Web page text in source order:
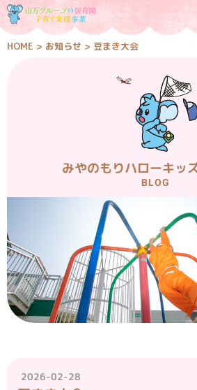
HOME > お知らせ > 豆まき大会
みやのもりハローキッ
BLOG
2026-02-28